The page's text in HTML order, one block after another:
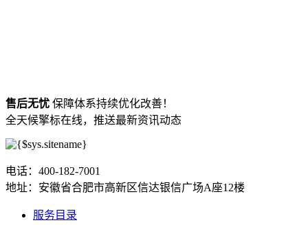
售后无忧 保障体系持续优化改善！
全天候擎标在线，推送最新资讯动态
电话：400-182-7001
地址：安徽省合肥市高新区信达银信广场A座12楼
服务目录